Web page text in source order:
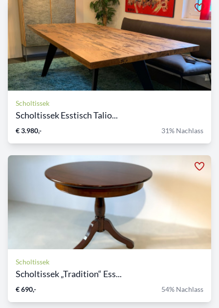
Scholtissek
Scholtissek Esstisch Talio...
€ 3.980,- 31% Nachlass
Scholtissek
Scholtissek „Tradition“ Ess...
€ 690,- 54% Nachlass